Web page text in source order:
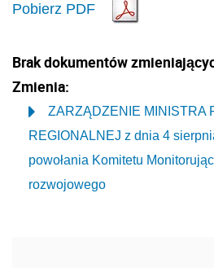
Pobierz PDF
Brak dokumentów
Zmienia:
ZARZĄDZENIE MINISTRA
REGIONALNEJ z dnia 4
powołania Komitetu
rozwojowego